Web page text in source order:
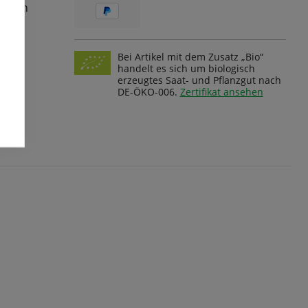
Bei Artikel mit dem Zusatz „Bio“
handelt es sich um biologisch
erzeugtes Saat- und Pflanzgut nach
DE-ÖKO-006. Zertifikat ansehen